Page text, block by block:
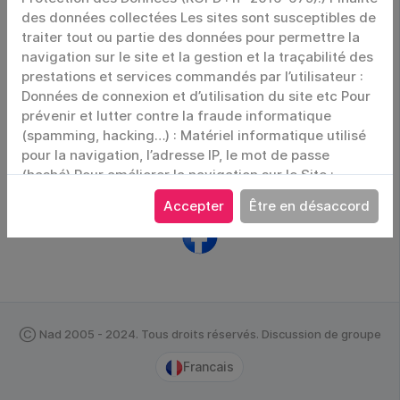
Souviens-toi de moi
Connexion
Mot de passe oublié
ou connectez-vous en utilisant
Ⓒ Nad 2005 - 2024. Tous droits réservés. Discussion de groupe
Francais
Accepter Être en désaccord